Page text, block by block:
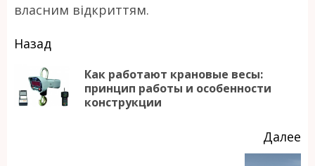
власним відкриттям.
Продолжить
чтение
Назад
Как работают крановые весы:
принцип работы и особенности
конструкции
Далее